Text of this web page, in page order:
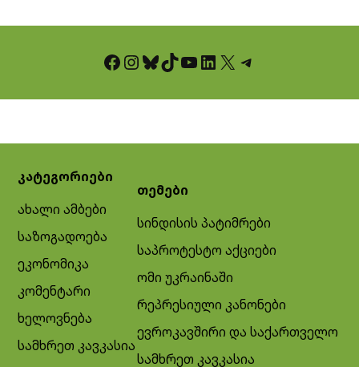
Facebook InstagramBluesky TikTok YouTube LinkedIn X Telegram
კატეგორიები
ახალი ამბები
საზოგადოება
ეკონომიკა
კომენტარი
ხელოვნება
სამხრეთ კავკასია
თემები
სინდისის პატიმრები
საპროტესტო აქციები
ომი უკრაინაში
რეპრესიული კანონები
ევროკავშირი და საქართველო
სამხრეთ კავკასია